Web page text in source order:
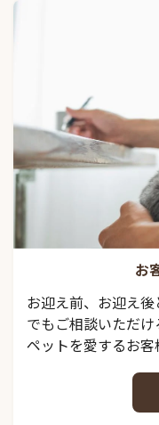
お
お迎え前、お迎え
でもご相談いただ
ペットを愛するお客